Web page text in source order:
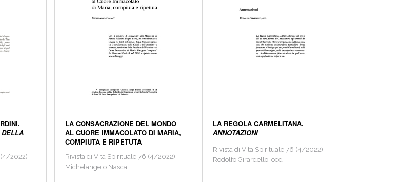
DELLA
2022)
LA CONSACRAZIONE DEL MONDO
AL CUORE IMMACOLATO DI MARIA,
COMPIUTA E RIPETUTA
Rivista di Vita Spirituale 76 (4/2022)
Michelangelo Nasca
LA REGOLA CARMELITANA.
ANNOTAZIONI
Rivista di Vita Spirituale 76 (4/2022)
Rodolfo Girardello, ocd